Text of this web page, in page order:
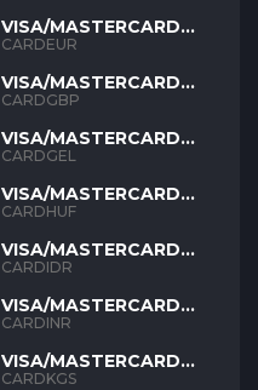
VISA/MASTERCARD
EUR
CARDEUR
VISA/MASTERCARD
GBP
CARDGBP
VISA/MASTERCARD
GEL
CARDGEL
VISA/MASTERCARD
HUF
CARDHUF
VISA/MASTERCARD
IDR
CARDIDR
VISA/MASTERCARD
INR
CARDINR
VISA/MASTERCARD
KGS
CARDKGS